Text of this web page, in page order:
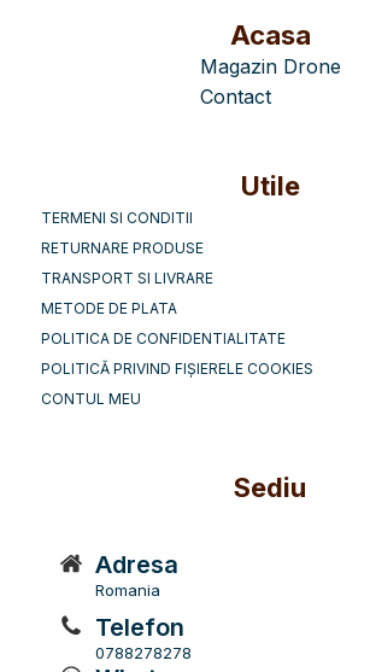
Acasa
Magazin Drone
Contact
Utile
TERMENI SI CONDITII
RETURNARE PRODUSE
TRANSPORT SI LIVRARE
METODE DE PLATA
POLITICA DE CONFIDENTIALITATE
POLITICĂ PRIVIND FIȘIERELE COOKIES
CONTUL MEU
Sediu
Adresa
Romania
Telefon
0788278278